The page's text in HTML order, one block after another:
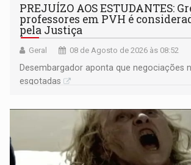
PREJUÍZO AOS ESTUDANTES:
professores em PVH é
pela Justiça
Geral 08 de Agosto de 2026 às 08:52
Desembargador aponta que negociações
esgotadas